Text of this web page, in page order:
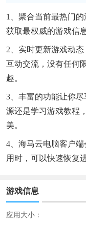
1、聚合当前最热门
获取最权威的游戏信
2、实时更新游戏动
互动交流，没有任何
趣。
3、丰富的功能让你
源还是学习游戏教程
美。
4、海马云电脑客户
用时，可以快速恢复
游戏信息
应用大小：